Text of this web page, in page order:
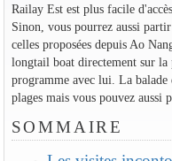
Railay Est est plus facile
Sinon, vous pourrez aussi
celles proposées depuis Ao
longtail boat directement sur
programme avec lui. La
plages mais vous pouvez aussi
SOMMAIRE